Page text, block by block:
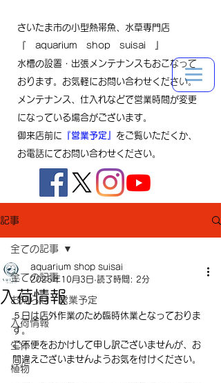
さいたま市の小型熱帯魚、水草専門店
『 aquarium shop suisai 』
水槽の設置・出張メンテナンスもおこなって
おります。お気軽にお問い合わせください。
メンテナンス、仕入れなどで営業時間が変更
になっている場合がございます。
御来店前に 『営業予定』 をご覧いただくか、
お電話にてお問い合わせください。
記事
全ての記事
お知らせ・営業予定
入荷情報
生体
植物
全ての記事
入荷情報
aquarium shop suisai
2025年10月3日 読了時間: 2分
５日は店外作業のため臨時休業となっておりま
す。
ご不便をおかけして申し訳ございませんが、お
間違えございませんようお気を付けください。